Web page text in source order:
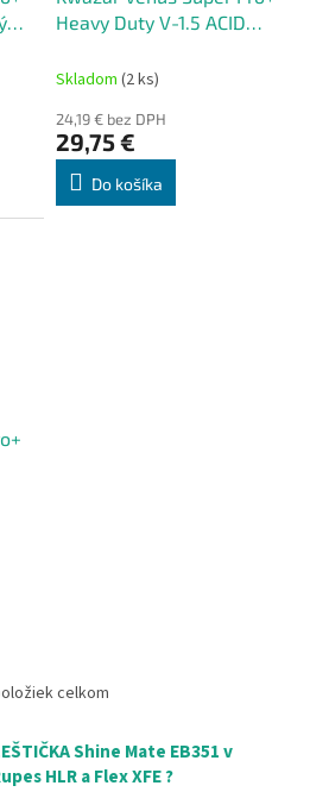
Heavy Duty V-1.5 ACID
s odolnosťou proti
Skladom (2 ks)
24,19 € bez DPH
29,75 €
Do košíka
O
l
á
celkom
Shine Mate EB351 v
HLR a Flex XFE ?